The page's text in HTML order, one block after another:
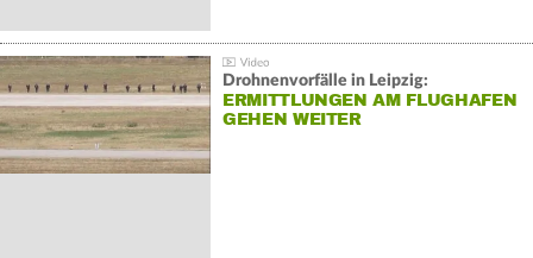
Drohnenvorfälle in Leipzig:
ERMITTLUNGEN AM FLUGHAFEN
GEHEN WEITER